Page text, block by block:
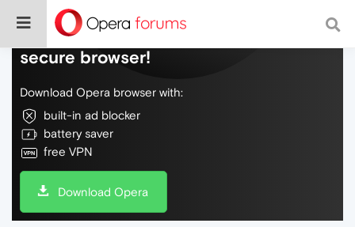
Do more on the web, with a fast and
secure browser!
Download Opera browser with:
built-in ad blocker
battery saver
free VPN
Download Opera